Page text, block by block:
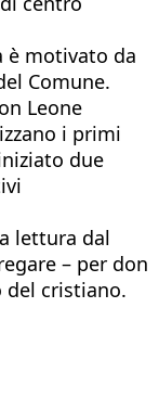
è motivato da
Comune.
Leone
i primi
due
lettura dal
– per don
del cristiano.